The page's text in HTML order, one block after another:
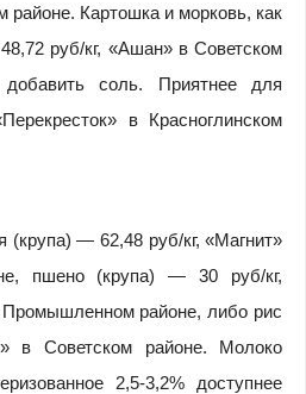
районе. Картошка и морковь, как
руб/кг, «Ашан» в Советском
соль. Приятнее для
в Красноглинском
(крупа) — 62,48 руб/кг, «Магнит»
пшено (крупа) — 30 руб/кг,
районе, либо рис
в Советском районе. Молоко
2,5-3,2% доступнее